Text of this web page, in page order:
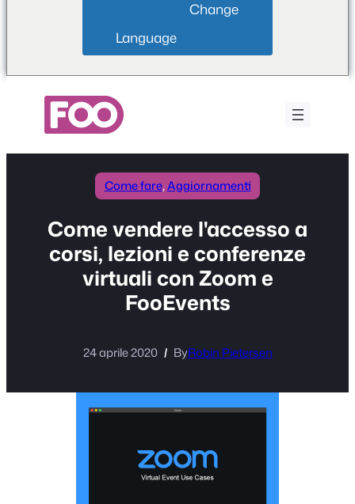
Language
contenuto
Come fare, Aggiornamenti
Come vendere l'accesso a
corsi, lezioni e conferenze
virtuali con Zoom e
FooEvents
24 aprile 2020 ByRobin Pietersen